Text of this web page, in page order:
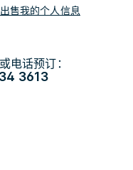
售我的个人信息
电话预订：
3613